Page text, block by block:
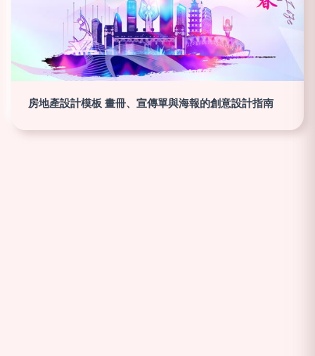
房地產設計模板 畫冊、宣傳單與海報的創意設計指南